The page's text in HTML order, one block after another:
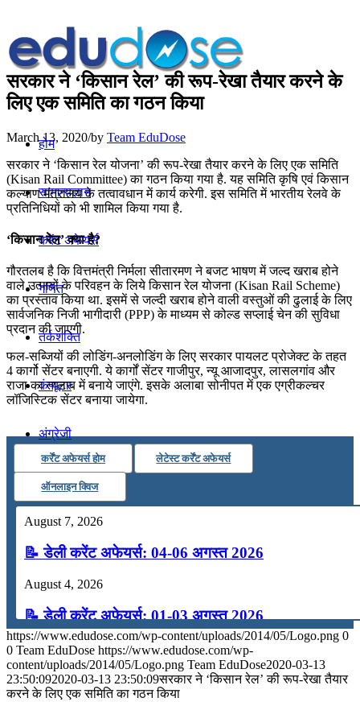
होम
सामान्यज्ञान
करेंट अफेयर्स
गणित
तर्कशक्ति
कंप्यूटर
अंग्रेजी
मॉक टेस्ट
टुडेज जीके
Menu Menu
सरकार ने ‘किसान रेल’ की रूप-रेखा तैयार करने के
लिए एक समिति का गठन किया
March 13, 2020/by Team EduDose
सरकार ने ‘किसान रेल योजना’ की रूप-रेखा तैयार करने के लिए एक समिति
(Kisan Rail Committee) का गठन किया गया है. यह समिति कृषि एवं किसान
कल्याण मंत्रालय के तत्वावधान में कार्य करेगी. इस समिति में भारतीय रेलवे के
प्रतिनिधियों को भी शामिल किया गया है.
‘किसान रेल’ क्या है?
गौरतलब है कि वित्तमंत्री निर्मला सीतारमण ने बजट भाषण में जल्द खराब होने
वाले उत्पादों के परिवहन के लिये किसान रेल योजना (Kisan Rail Scheme)
का प्रस्ताव किया था. इसमें से जल्दी खराब होने वाली वस्तुओं की ढुलाई के लिए
सार्वजनिक निजी भागीदारी (PPP) के माध्यम से कोल्ड सप्लाई चेन की सुविधा
प्रदान की जाएगी.
फल-सब्जियों की लोडिंग-अनलोडिंग के लिए सरकार पायलट प्रोजेक्ट के तहत
4 कार्गो सेंटर बनाएगी. ये कार्गों सेंटर गाजीपुर, न्यू आजादपुर, लासलगांव और
राजा का तालाब में बनाये जाएंगे. इसके अलाबा सोनीपत में एक एग्रीकल्चर
लॉजिस्टिक सेंटर बनाया जायेगा.
कर्रेंट अफेयर्स होम लेटेस्ट कर्रेंट अफेयर्स
ऑनलाइन क्विज
August 7, 2026
📝 डेली करेंट अफेयर्स: 04-06 अगस्त 2026
August 4, 2026
📝 डेली करेंट अफेयर्स: 01-03 अगस्त 2026
July 31, 2026
📝 डेली करेंट अफेयर्स: 28-31 जुलाई 2026
https://www.edudose.com/wp-content/uploads/2014/05/Logo.png 0
0 Team EduDose https://www.edudose.com/wp-
content/uploads/2014/05/Logo.png Team EduDose2020-03-13
23:50:092020-03-13 23:50:09सरकार ने ‘किसान रेल’ की रूप-रेखा तैयार
करने के लिए एक समिति का गठन किया